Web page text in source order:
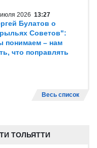
2026 13:27
Булатов о
Советов":
понимаем – нам
что поправлять
Весь список
ТОЛЬЯТТИ